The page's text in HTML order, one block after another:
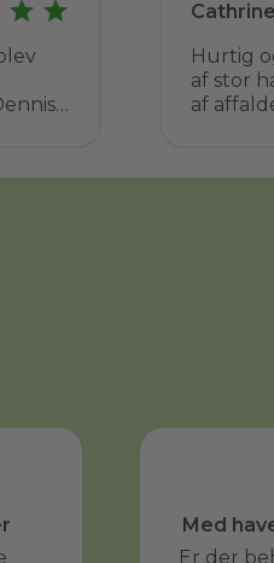
Hurtig
af stor
af
Med
Er der